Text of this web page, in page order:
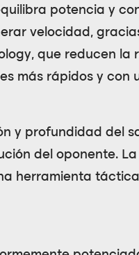
potencia y
velocidad,
, que reducen la
más rápidos y con
y profundidad del
del oponente.
herramienta